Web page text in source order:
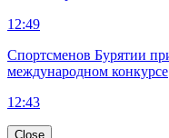
12:49
Спортсменов Бурятии
международном конкурсе
12:43
Close